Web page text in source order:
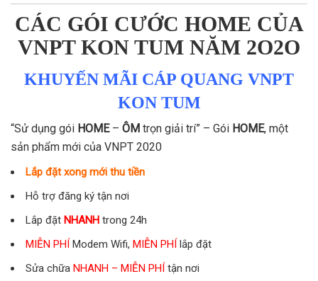
CÁC GÓI CƯỚC HOME CỦA
VNPT KON TUM NĂM 2O2O
KHUYẾN MÃI CÁP QUANG VNPT
KON TUM
“Sử dụng gói HOME– ÔM trọn giải trí” – Gói HOME, một
sản phẩm mới của VNPT 2020
Lắp đặt xong mới thu tiền
Hỗ trợ đăng ký tận nơi
Lắp đặt NHANH trong 24h
MIỄN PHÍ
Modem Wifi, MIỄN PHÍ
lắp đặt
Sửa chữa NHANH – MIỄN PHÍ tận nơi